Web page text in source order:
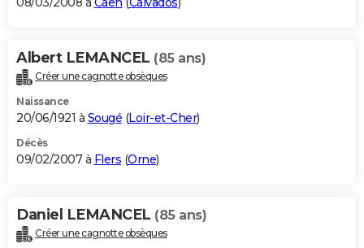
Albert LEMANCEL (85 ans)
Créer une cagnotte obsèques
Naissance
20/06/1921 à Sougé (Loir-et-Cher)
Décès
09/02/2007 à Flers (Orne)
Daniel LEMANCEL (85 ans)
Créer une cagnotte obsèques